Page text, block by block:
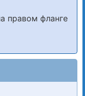
правом фланге